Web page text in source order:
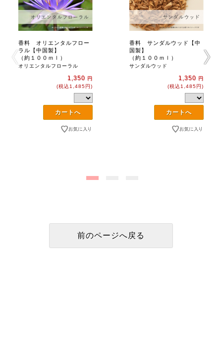
香料 オリエンタルフロー
ラル【中国製】
（約１００ｍｌ）
オリエンタルフローラル
1,350 円
(税込1,485円)
香料 サンダルウッド【中
国製】
（約１００ｍｌ）
サンダルウッド
1,350 円
(税込1,485円)